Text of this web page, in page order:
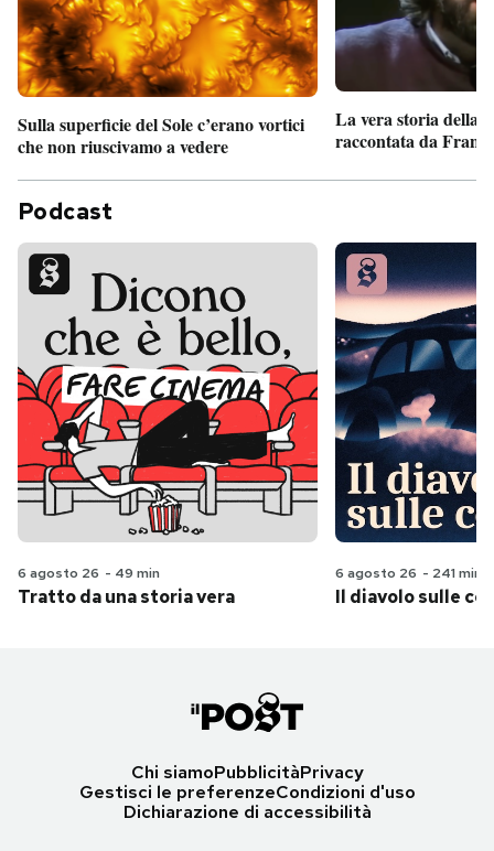
Sulla superficie del Sole c’erano vortici
che non riuscivamo a vedere
La vera storia della
raccontata da
Podcast
6 agosto 26 - 49 min
Tratto da una storia vera
6 agosto 26 - 241 min
Il diavolo sulle
Chi siamoPubblicitàPrivacy
Gestisci le preferenzeCondizioni d'uso
Dichiarazione di accessibilità